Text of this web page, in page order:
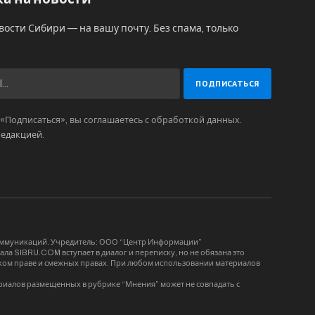
Сибири — на вашу почту. Без спама, только
вы соглашаетесь с обработкой данных.
.
Учредитель: ООО “Центр Информации”
SIBRU.COM вступает в диалог и переписку, но не обязана это
праве и смежных правах. При любом использовании материалов
размещенных в рубрике “Мнения” может не совпадать с